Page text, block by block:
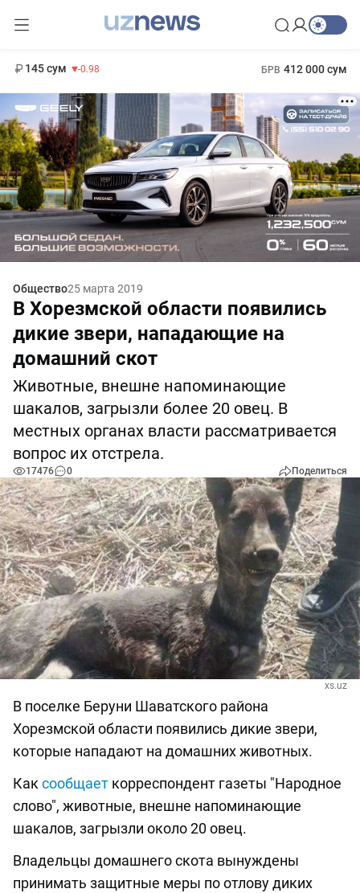
145 сум -0.98 БРВ 412 000 сум
Общество25 марта 2019
В Хорезмской области появились
дикие звери, нападающие на
домашний скот
Животные, внешне напоминающие
шакалов, загрызли более 20 овец. В
местных органах власти рассматривается
вопрос их отстрела.
17476 0 Поделиться
xs.uz
В поселке Беруни Шаватского района
Хорезмской области появились дикие звери,
которые нападают на домашних животных.
Каксообщает корреспондент газеты "Народное
слово", животные, внешне напоминающие
шакалов, загрызли около 20 овец.
Владельцы домашнего скота вынуждены
принимать защитные меры по отлову диких